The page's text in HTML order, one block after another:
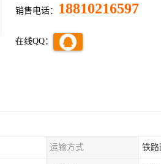
销售电话： 18810216597
在线QQ：
运输方式 铁路